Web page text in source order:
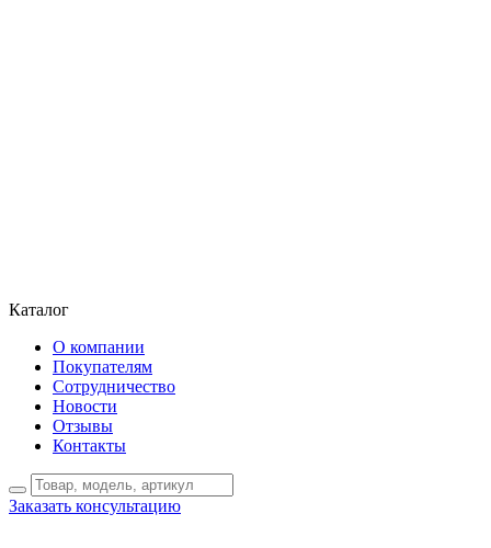
Каталог
О компании
Покупателям
Сотрудничество
Новости
Отзывы
Контакты
Заказать консультацию